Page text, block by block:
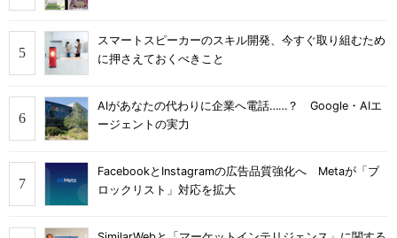
スマートスピーカーのスキル開発、今すぐ取り組むため
に押さえておくべきこと
AIがあなたの代わりに企業へ電話……？ Google・AIエ
ージェントの実力
FacebookとInstagramの広告品質強化へ Metaが「ブ
ロックリスト」対応を拡大